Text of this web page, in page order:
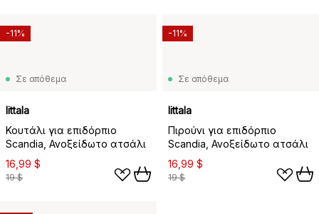
Σε απόθεμα
Iittala
Κουτάλι για επιδόρπιο
Scandia, Ανοξείδωτο ατσάλι
16,99 $
19 $
-11%
Σε απόθεμα
Iittala
Πιρούνι για επιδόρπιο
Scandia, Ανοξείδωτο ατσάλι
16,99 $
19 $
-11%